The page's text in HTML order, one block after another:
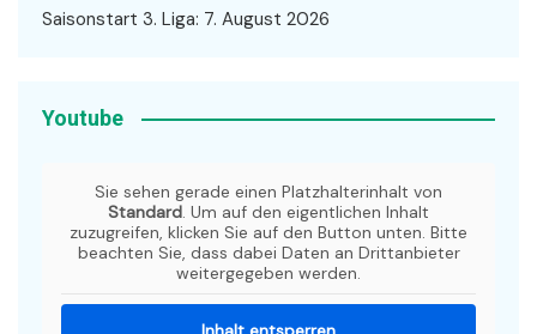
Saisonstart 3. Liga: 7. August 2026
Youtube
Sie sehen gerade einen Platzhalterinhalt von
Standard. Um auf den eigentlichen Inhalt
zuzugreifen, klicken Sie auf den Button unten. Bitte
beachten Sie, dass dabei Daten an Drittanbieter
weitergegeben werden.